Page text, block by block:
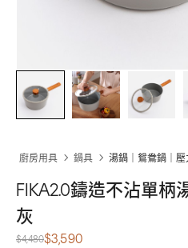
廚房用具 鍋具 湯鍋｜鴛鴦鍋｜壓
FIKA2.0鑄造不沾單柄
灰
$4,480$3,590